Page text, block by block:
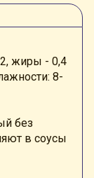
жиры - 0,4
8-
без
в соусы